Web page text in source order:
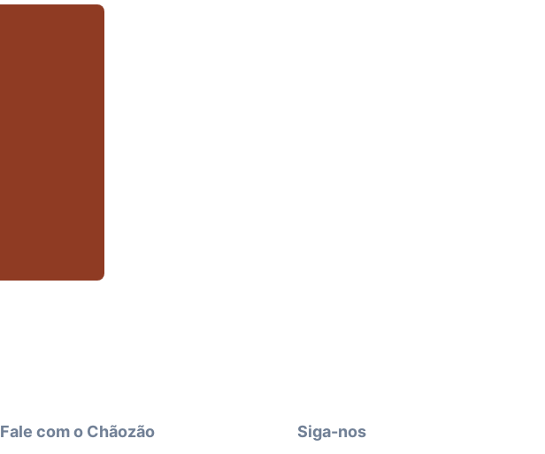
Fale com o Chãozão Siga-nos